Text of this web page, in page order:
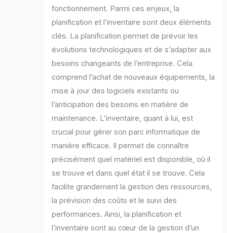
fonctionnement. Parmi ces enjeux, la
planification et l’inventaire sont deux éléments
clés. La planification permet de prévoir les
évolutions technologiques et de s’adapter aux
besoins changeants de l’entreprise. Cela
comprend l’achat de nouveaux équipements, la
mise à jour des logiciels existants ou
l’anticipation des besoins en matière de
maintenance. L’inventaire, quant à lui, est
crucial pour gérer son parc informatique de
manière efficace. Il permet de connaître
précisément quel matériel est disponible, où il
se trouve et dans quel état il se trouve. Cela
facilite grandement la gestion des ressources,
la prévision des coûts et le suivi des
performances. Ainsi, la planification et
l’inventaire sont au cœur de la gestion d’un